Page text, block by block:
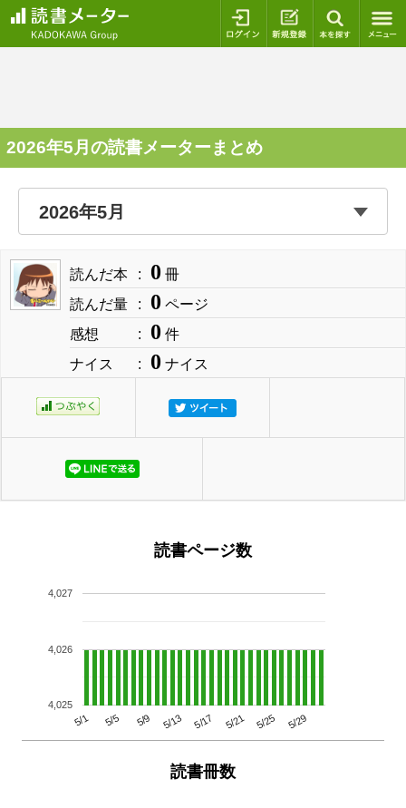
ログイン 新規登録
2026年5月の読書メーターまとめ
読んだ本 0 冊
読んだ量
0 ページ
感想
0 件
ナイス
0 ナイス
読書ページ数
5/1 5/5 5/9 5/13 5/17 5/21 5/25 5/29
4,025
4,026
4,027
読書冊数